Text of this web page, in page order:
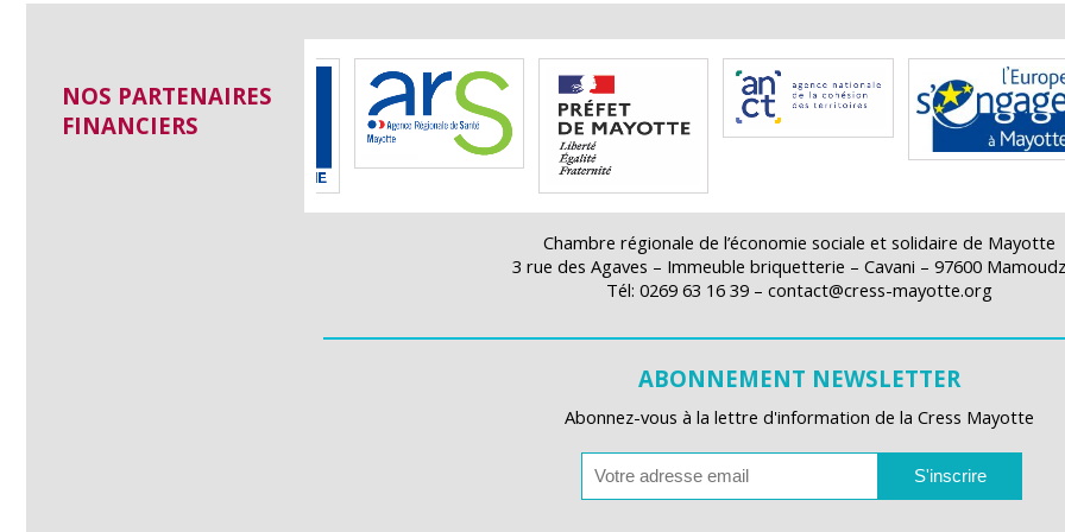
NOS PARTENAIRES
FINANCIERS
Chambre régionale de l’économie sociale et solidaire de Mayotte
3 rue des Agaves – Immeuble briquetterie – Cavani – 97600
Tél: 0269 63 16 39 – contact@cress-mayotte.org
ABONNEMENT NEWSLETTER
Abonnez-vous à la lettre d'information de la Cress Mayotte
S'inscrire